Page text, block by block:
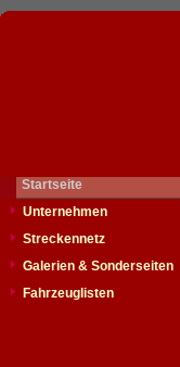
Startseite
Unternehmen
Streckennetz
Galerien & Sonderseiten
Fahrzeuglisten